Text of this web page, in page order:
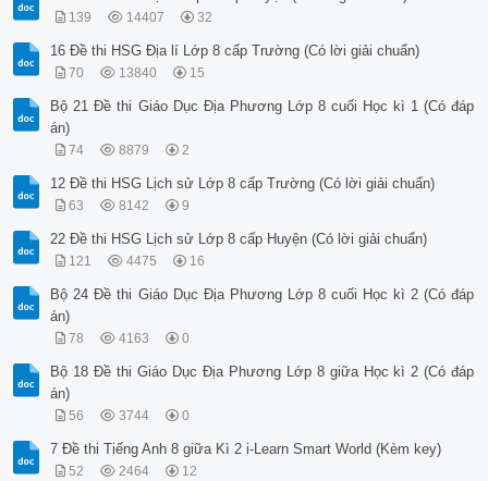
139 14407 32
16 Đề thi HSG Địa lí Lớp 8 cấp Trường (Có lời giải chuẩn)
70 13840 15
Bộ 21 Đề thi Giáo Dục Địa Phương Lớp 8 cuối Học kì 1 (Có đáp
án)
74 8879 2
12 Đề thi HSG Lịch sử Lớp 8 cấp Trường (Có lời giải chuẩn)
63 8142 9
22 Đề thi HSG Lịch sử Lớp 8 cấp Huyện (Có lời giải chuẩn)
121 4475 16
Bộ 24 Đề thi Giáo Dục Địa Phương Lớp 8 cuối Học kì 2 (Có đáp
án)
78 4163 0
Bộ 18 Đề thi Giáo Dục Địa Phương Lớp 8 giữa Học kì 2 (Có đáp
án)
56 3744 0
7 Đề thi Tiếng Anh 8 giữa Kì 2 i-Learn Smart World (Kèm key)
52 2464 12